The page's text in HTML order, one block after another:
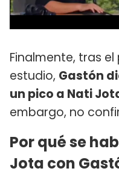
Finalmente, tras
estudio, Gastón
un pico a Nati
embargo, no
Por qué se
Jota con